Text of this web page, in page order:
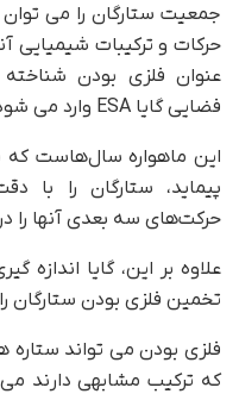
جمعیت ستارگان را می
حرکات و ترکیبات شیمیایی
عنوان فلزی بودن
فضایی گایا ESA وارد می شود.
این ماهواره سال‌هاست که
پیماید، ستارگان را با
حرکت‌های سه بعدی آنها را
علاوه بر این، گایا اندازه
تخمین فلزی بودن ستارگان
فلزی بودن می تواند ستاره
که ترکیب مشابهی دارند